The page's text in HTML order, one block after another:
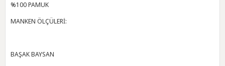
%100 PAMUK
MANKEN ÖLÇÜLERİ:
BAŞAK BAYSAN